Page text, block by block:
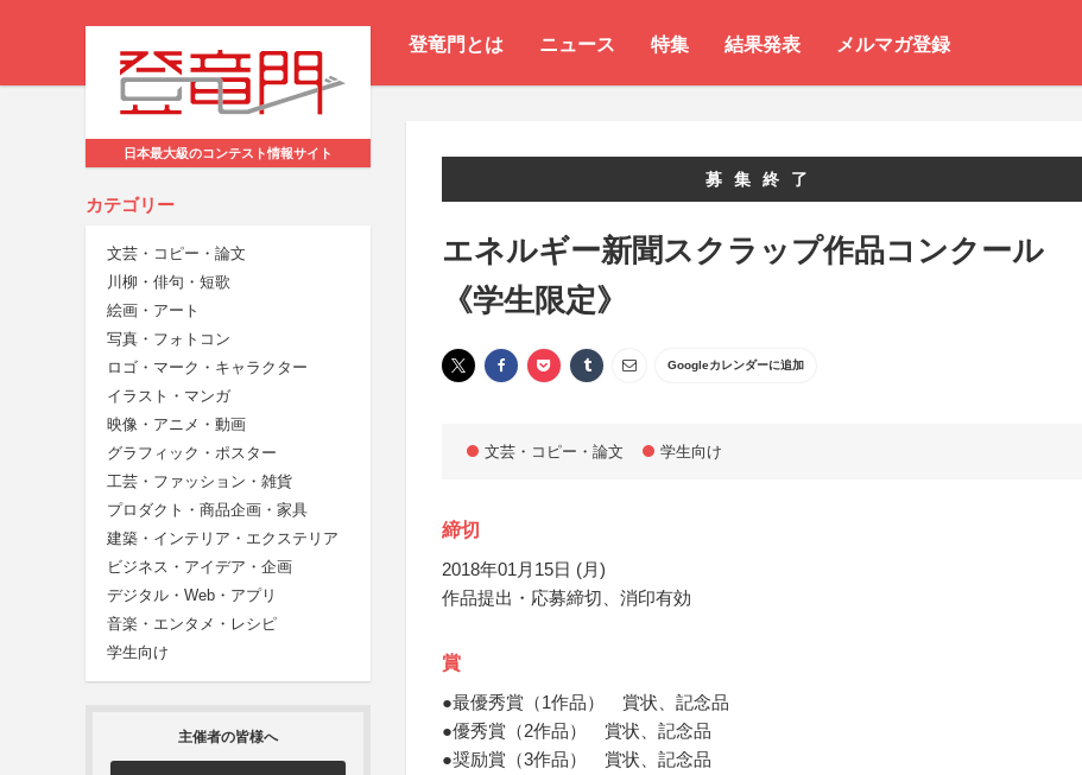
登竜門とは ニュース 特集 結果発表 メルマガ登録
日本最大級のコンテスト情報サイト
カテゴリー
文芸・コピー・論文
川柳・俳句・短歌
絵画・アート
写真・フォトコン
ロゴ・マーク・キャラクター
イラスト・マンガ
映像・アニメ・動画
グラフィック・ポスター
工芸・ファッション・雑貨
プロダクト・商品企画・家具
建築・インテリア・エクステリア
ビジネス・アイデア・企画
デジタル・Web・アプリ
音楽・エンタメ・レシピ
学生向け
主催者の皆様へ
募集終了
エネルギー新聞スクラップ作品コンクール
《学生限定》
Googleカレンダーに追加
文芸・コピー・論文 学生向け
締切
2018年01月15日 (月)
作品提出・応募締切、消印有効
賞
●最優秀賞（1作品） 賞状、記念品
●優秀賞（2作品） 賞状、記念品
●奨励賞（3作品） 賞状、記念品